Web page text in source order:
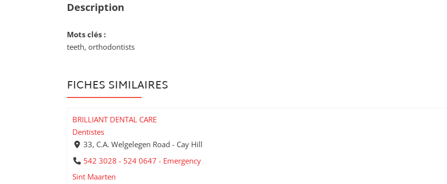
Description
Mots clés :
teeth, orthodontists
FICHES SIMILAIRES
BRILLIANT DENTAL CARE
Dentistes
33, C.A. Welgelegen Road - Cay Hill
542 3028 - 524 0647 - Emergency
Sint Maarten